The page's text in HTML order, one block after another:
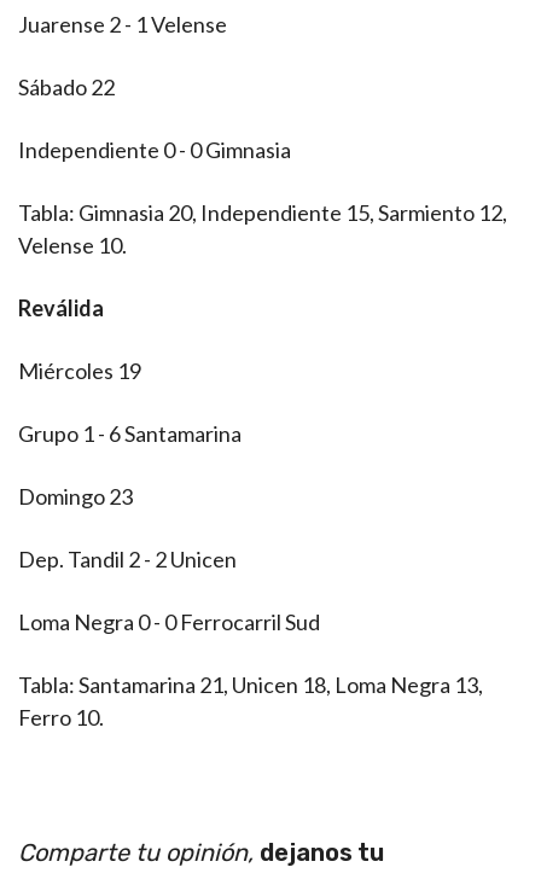
Juarense 2 - 1 Velense
Sábado 22
Independiente 0 - 0 Gimnasia
Tabla: Gimnasia 20, Independiente 15, Sarmiento 12,
Velense 10.
Reválida
Miércoles 19
Grupo 1 - 6 Santamarina
Domingo 23
Dep. Tandil 2 - 2 Unicen
Loma Negra 0 - 0 Ferrocarril Sud
Tabla: Santamarina 21, Unicen 18, Loma Negra 13,
Ferro 10.
Comparte tu opinión, dejanos tu